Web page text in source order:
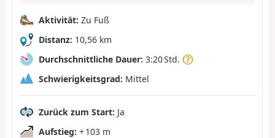
Aktivität: Zu Fuß
Distanz: 10,56 km
Durchschnittliche Dauer: 3:20 Std.
Schwierigkeitsgrad: Mittel
Zurück zum Start: Ja
Aufstieg: + 103 m